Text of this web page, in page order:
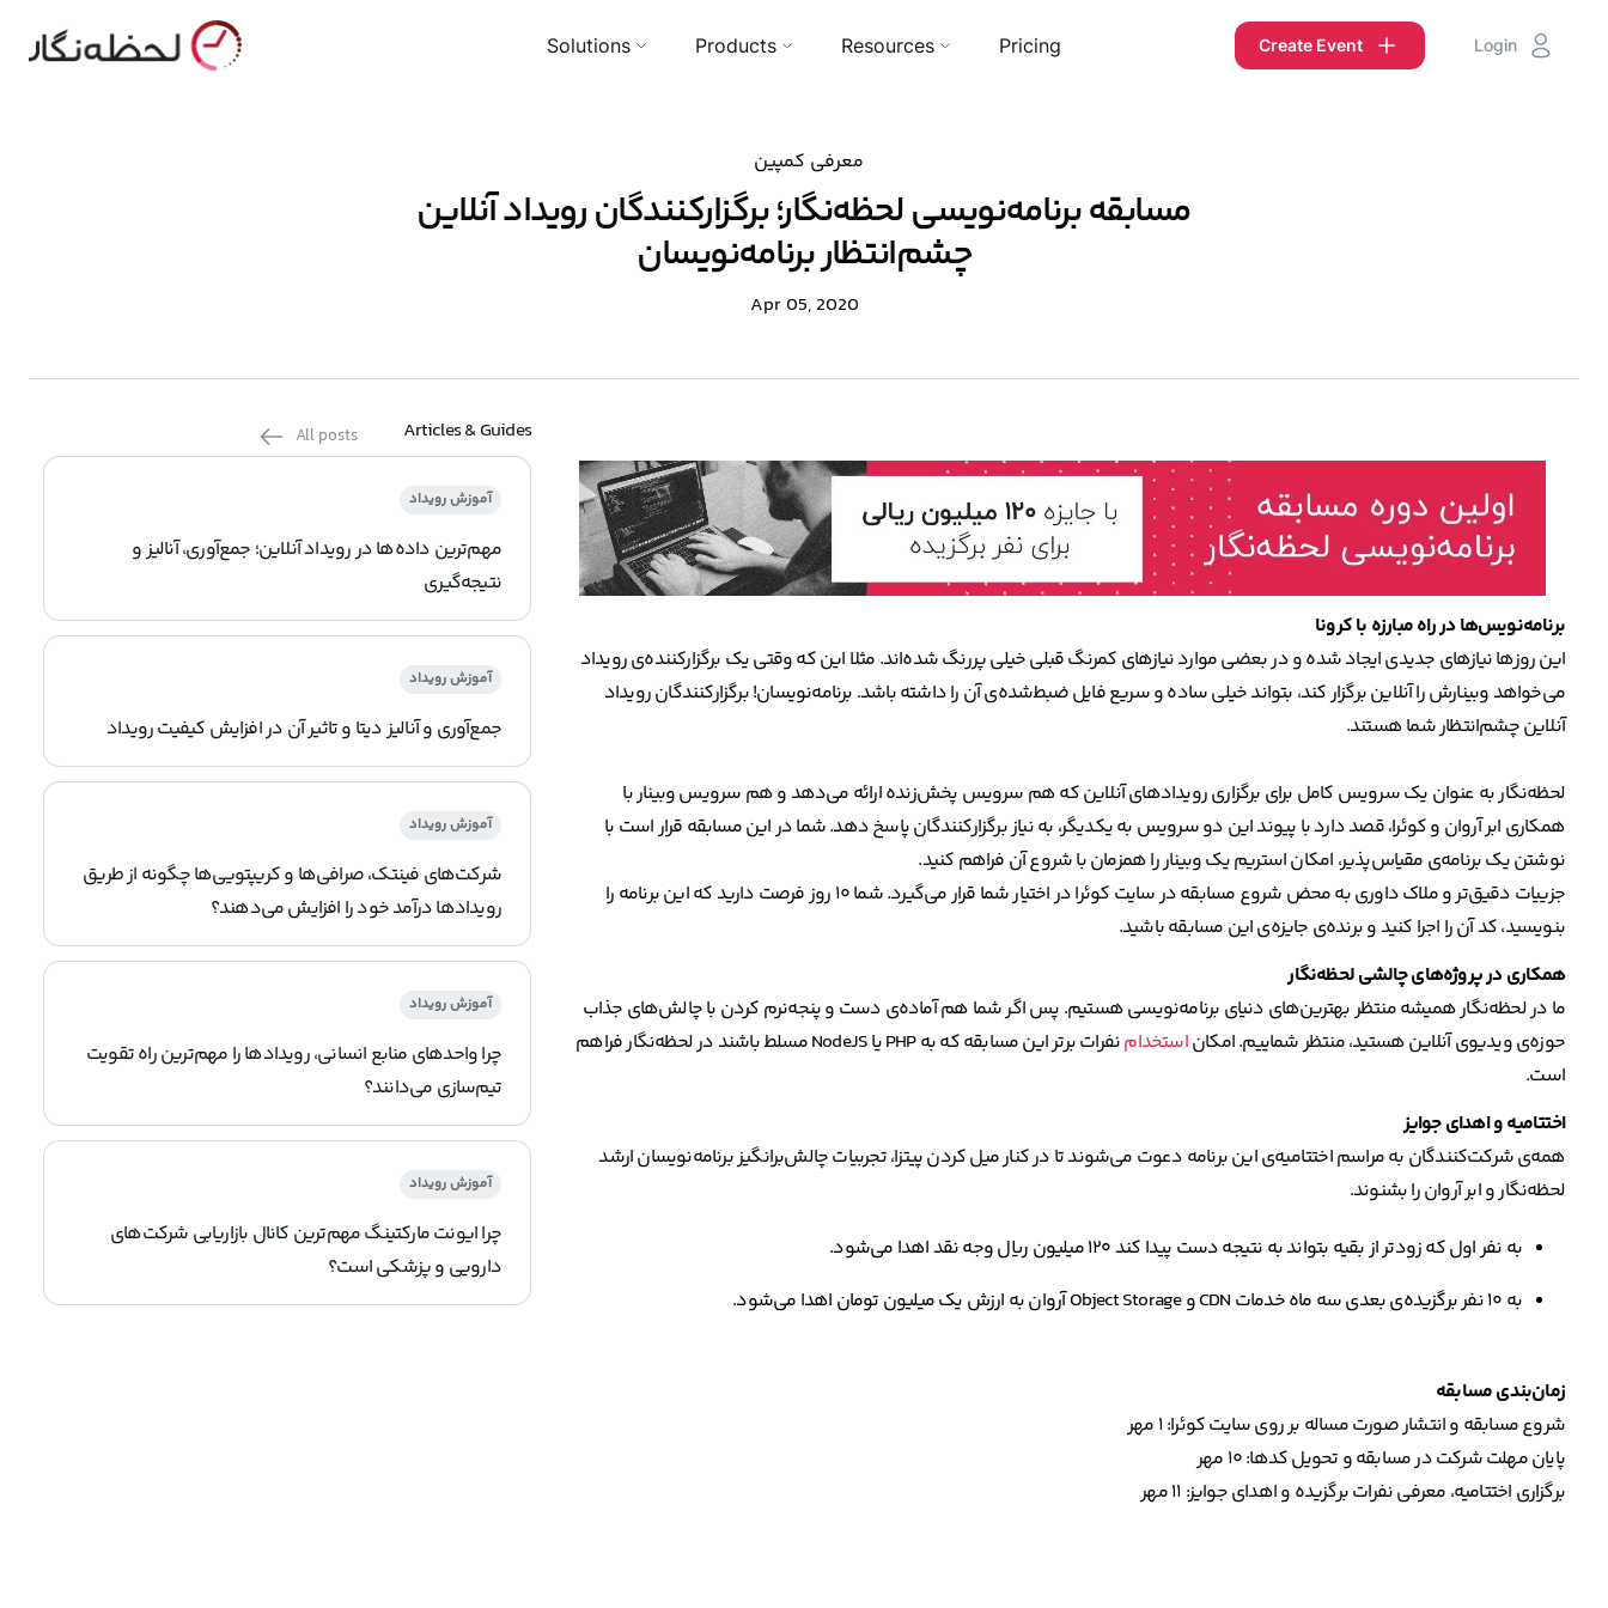
Solutions Products Resources Pricing Create Event Login
معرفی کمپین
مسابقه برنامه‌نویسی لحظه‌نگار؛ برگزارکنندگان رویداد آنلاین
چشم‌انتظار برنامه‌نویسان
Apr 05, 2020
برنامه‌نویس‌ها در راه مبارزه با کرونا
این روزها نیازهای جدیدی ایجاد شده و در بعضی موارد نیازهای کمرنگ قبلی خیلی پررنگ شده‌اند. مثلا این که وقتی یک برگزارکننده‌ی رویداد
می‌خواهد وبینارش را آنلاین برگزار کند، بتواند خیلی ساده و سریع فایل ضبط‌شده‌ی آن را داشته باشد. برنامه‌نویسان! برگزارکنندگان رویداد
آنلاین چشم‌انتظار شما هستند.
لحظه‌نگار به عنوان یک سرویس کامل برای برگزاری رویدادهای آنلاین که هم سرویس پخش‌زنده ارائه می‌دهد و هم سرویس وبینار با
همکاری ابر آروان و کوئرا، قصد دارد با پیوند این دو سرویس به یکدیگر، به نیاز برگزارکنندگان پاسخ دهد. شما در این مسابقه قرار است با
نوشتن یک برنامه‌ی مقیاس‌پذیر، امکان استریم یک وبینار را همزمان با شروع آن فراهم کنید.
جزییات دقیق‌تر و ملاک داوری به محض شروع مسابقه در سایت کوئرا در اختیار شما قرار می‌گیرد. شما ۱۰ روز فرصت دارید که این برنامه را
بنویسید، کد آن را اجرا کنید و برنده‌ی جایزه‌ی این مسابقه باشید.
همکاری در پروژه‌های چالشی لحظه‌نگار
ما در لحظه‌نگار همیشه منتظر بهترین‌های دنیای برنامه‌نویسی هستیم. پس اگر شما هم آماده‌ی دست و پنجه‌نرم کردن با چالش‌های جذاب
حوزه‌ی ویدیوی آنلاین هستید، منتظر شماییم. امکاناستخدام
نفرات برتر این مسابقه که به PHP یا NodeJS مسلط باشند در لحظه‌نگار فراهم
است.
اختتامیه و اهدای جوایز
همه‌ی شرکت‌کنندگان به مراسم اختتامیه‌ی این برنامه دعوت می‌شوند تا در کنار میل کردن پیتزا، تجربیات چالش‌برانگیز برنامه‌نویسان ارشد
لحظه‌نگار و ابر آروان را بشنوند.
به نفر اول که زودتر از بقیه بتواند به نتیجه دست پیدا کند ۱۲۰ میلیون ریال وجه نقد اهدا می‌شود.
به ۱۰ نفر برگزیده‌ی بعدی سه ماه خدمات CDN و Object Storage آروان به ارزش یک میلیون تومان اهدا می‌شود.
زمان‌بندی مسابقه
شروع مسابقه و انتشار صورت مساله بر روی سایت کوئرا: ۱ مهر
پایان مهلت شرکت در مسابقه و تحویل کدها: ۱۰ مهر
برگزاری اختتامیه، معرفی نفرات برگزیده و اهدای جوایز: ۱۱ مهر
Articles & Guides
All posts
آموزش رویداد
مهم‌ترین داده‌ها در رویداد آنلاین؛ جمع‌آوری، آنالیز و
نتیجه‌گیری
آموزش رویداد
جمع‌آوری و آنالیز دیتا و تاثیر آن در افزایش کیفیت رویداد
آموزش رویداد
شرکت‌های فینتک، صرافی‌ها و کریپتویی‌ها چگونه از طریق
رویدادها درآمد خود را افزایش می‌دهند؟
آموزش رویداد
چرا واحدهای منابع انسانی، رویدادها را مهم‌ترین راه تقویت
تیم‌سازی می‌دانند؟
آموزش رویداد
چرا ایونت مارکتینگ مهم‌ترین کانال بازاریابی شرکت‌های
دارویی و پزشکی است؟